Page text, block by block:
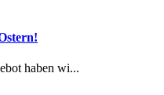
haben wi...